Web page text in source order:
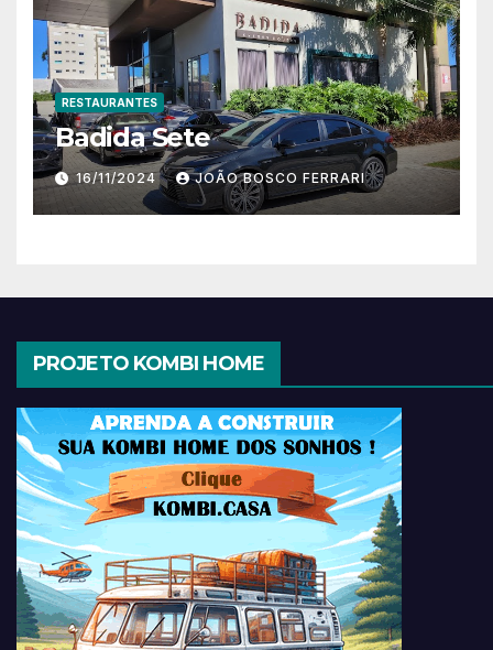
RESTAURANTES
Badida Sete
16/11/2024 JOÃO BOSCO FERRARI
PROJETO KOMBI HOME